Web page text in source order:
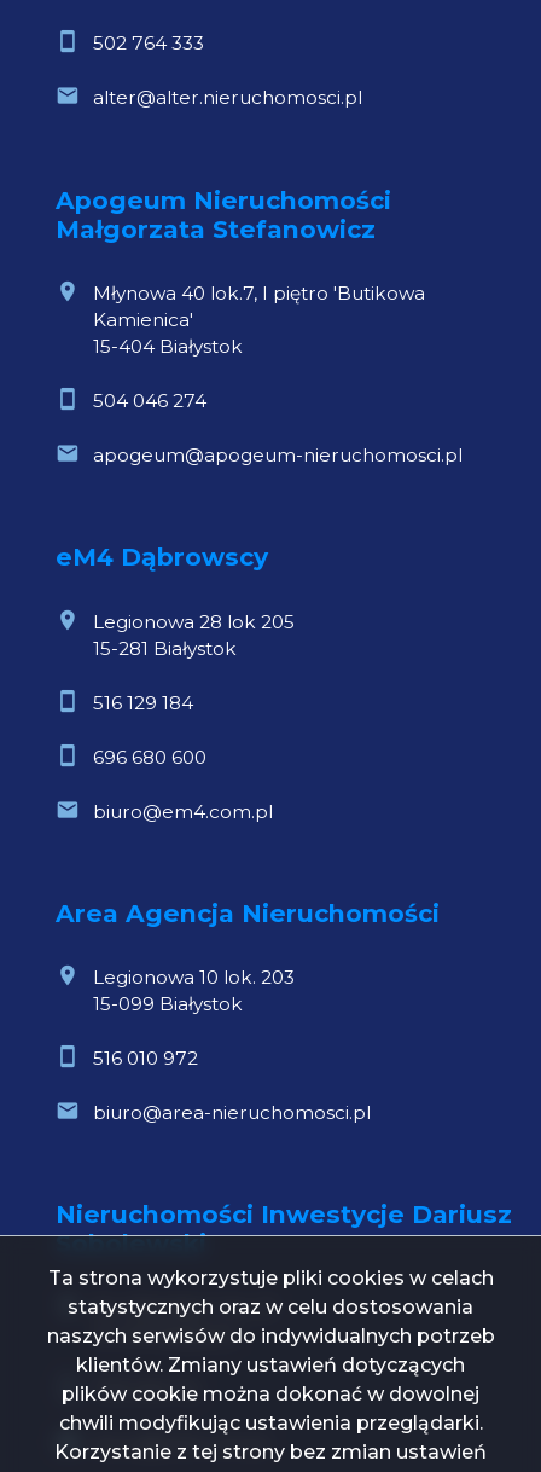
502 764 333
alter@alter.nieruchomosci.pl
Apogeum Nieruchomości
Małgorzata Stefanowicz
Młynowa 40 lok.7, I piętro 'Butikowa
Kamienica'
15-404 Białystok
504 046 274
apogeum@apogeum-nieruchomosci.pl
eM4 Dąbrowscy
Legionowa 28 lok 205
15-281 Białystok
516 129 184
696 680 600
biuro@em4.com.pl
Area Agencja Nieruchomości
Legionowa 10 lok. 203
15-099 Białystok
516 010 972
biuro@area-nieruchomosci.pl
Nieruchomości Inwestycje Dariusz
Sobolewski
Św. Mikołaja 1 lok. 21
15-419 Białystok
739 000 112
biuro@ni24.com.pl
Ta strona wykorzystuje pliki cookies w celach
statystycznych oraz w celu dostosowania
naszych serwisów do indywidualnych potrzeb
klientów. Zmiany ustawień dotyczących
plików cookie można dokonać w dowolnej
chwili modyfikując ustawienia przeglądarki.
Korzystanie z tej strony bez zmian ustawień